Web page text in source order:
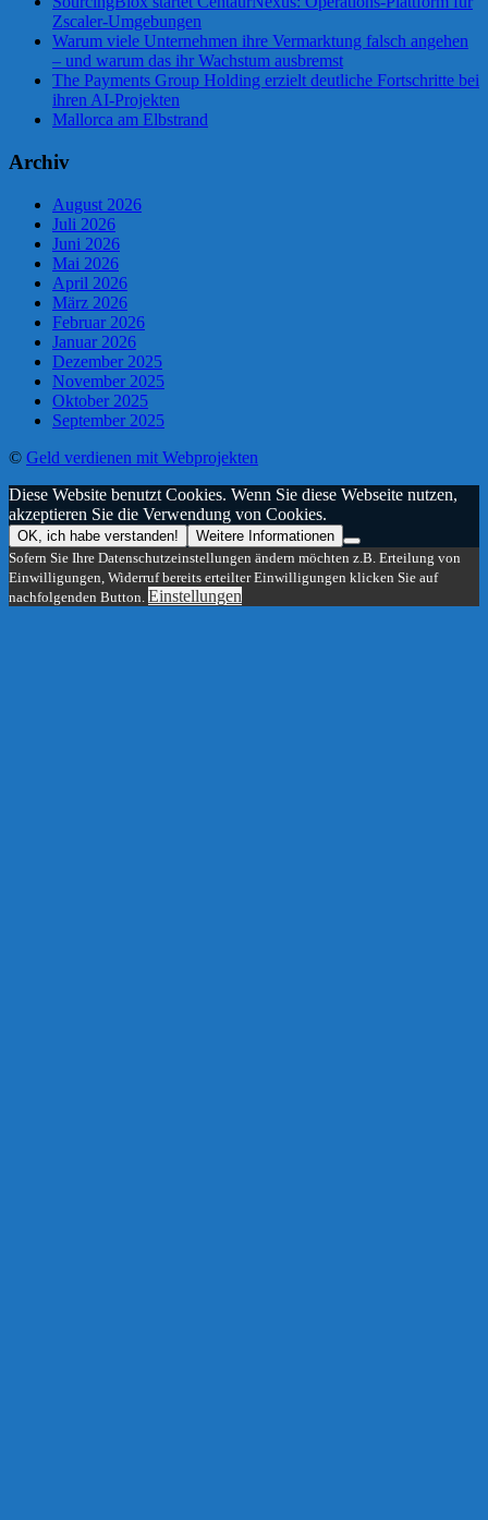
Zscaler-Umgebungen
Warum viele Unternehmen ihre Vermarktung falsch angehen
– und warum das ihr Wachstum ausbremst
The Payments Group Holding erzielt deutliche Fortschritte bei
ihren AI-Projekten
Mallorca am Elbstrand
Archiv
August 2026
Juli 2026
Juni 2026
Mai 2026
April 2026
März 2026
Februar 2026
Januar 2026
Dezember 2025
November 2025
Oktober 2025
September 2025
© Geld verdienen mit Webprojekten
Diese Website benutzt Cookies. Wenn Sie diese Webseite nutzen,
akzeptieren Sie die Verwendung von Cookies.
OK, ich habe verstanden!
Weitere Informationen
Sofern Sie Ihre Datenschutzeinstellungen ändern möchten z.B. Erteilung von
Einwilligungen, Widerruf bereits erteilter Einwilligungen klicken Sie auf
nachfolgenden Button. Einstellungen